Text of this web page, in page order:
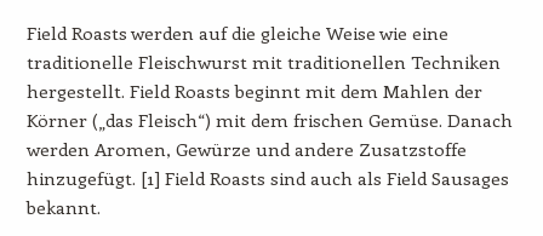
Field Roasts werden auf die gleiche Weise wie eine
traditionelle Fleischwurst mit traditionellen Techniken
hergestellt. Field Roasts beginnt mit dem Mahlen der
Körner („das Fleisch“) mit dem frischen Gemüse. Danach
werden Aromen, Gewürze und andere Zusatzstoffe
hinzugefügt. [1] Field Roasts sind auch als Field Sausages
bekannt.